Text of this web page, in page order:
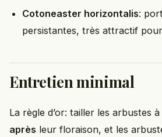
Cotoneaster horizontalis:
persistantes, très attractif
Entretien minimal
La règle d’or: tailler les arbustes
après leur floraison, et les